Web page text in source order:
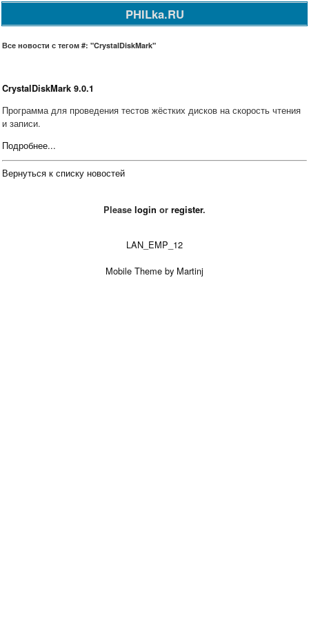
PHILka.RU
Все новости с тегом #: "CrystalDiskMark"
CrystalDiskMark 9.0.1
Программа для проведения тестов жёстких дисков на скорость чтения
и записи.
Подробнее...
Вернуться к списку новостей
Please login or register.
LAN_EMP_12
Mobile Theme by Martinj